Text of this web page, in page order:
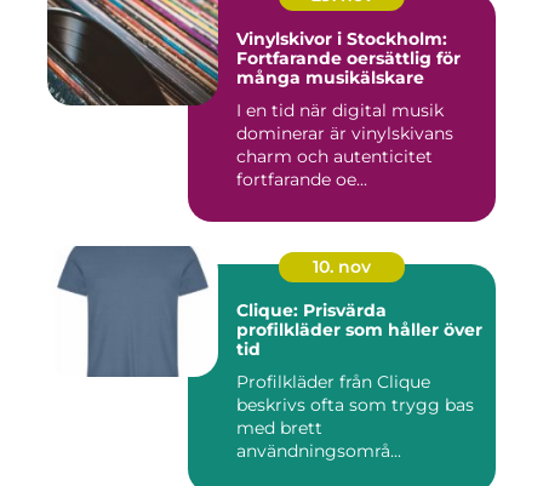
Vinylskivor i Stockholm:
Fortfarande oersättlig för
många musikälskare
I en tid när digital musik
dominerar är vinylskivans
charm och autenticitet
fortfarande oe...
10. nov
Clique: Prisvärda
profilkläder som håller över
tid
Profilkläder från Clique
beskrivs ofta som trygg bas
med brett
användningsområ...